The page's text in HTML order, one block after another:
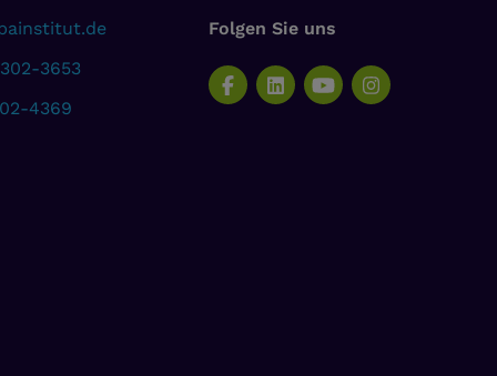
3653
4369
Folgen Sie uns